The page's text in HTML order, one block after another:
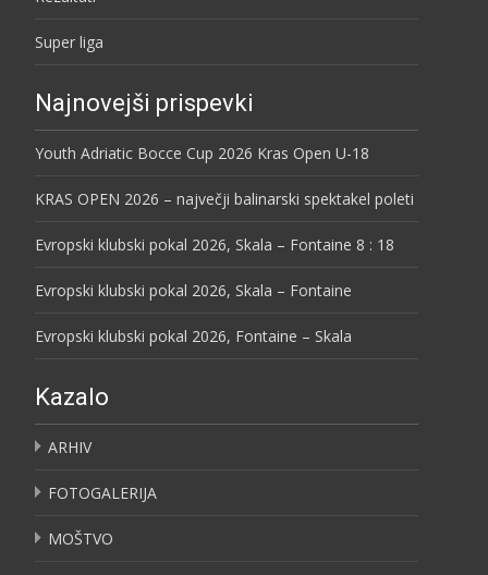
Super liga
Najnovejši prispevki
Youth Adriatic Bocce Cup 2026 Kras Open U-18
KRAS OPEN 2026 – največji balinarski spektakel poleti
Evropski klubski pokal 2026, Skala – Fontaine 8 : 18
Evropski klubski pokal 2026, Skala – Fontaine
Evropski klubski pokal 2026, Fontaine – Skala
Kazalo
ARHIV
FOTOGALERIJA
MOŠTVO